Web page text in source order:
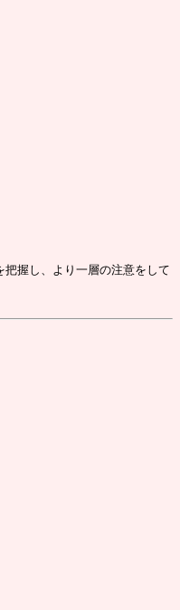
握し、より一層の注意をして